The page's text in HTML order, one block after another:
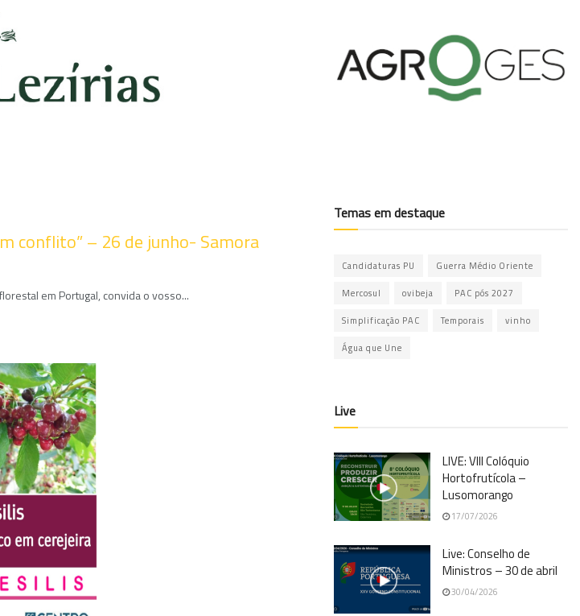
conflito” – 26 de junho- Samora
em Portugal, convida o vosso...
Temas em destaque
Candidaturas PU Guerra Médio Oriente
Mercosul ovibeja PAC pós 2027
Simplificação PAC Temporais vinho
Água que Une
Live
LIVE: VIII Colóquio
Hortofrutícola –
Lusomorango
17/07/2026
Live: Conselho de
Ministros – 30 de abril
30/04/2026